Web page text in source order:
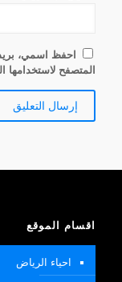
احفظ اسمي،
المتصفح لاستخدامها
اقسام الموقع
احياء الرياض